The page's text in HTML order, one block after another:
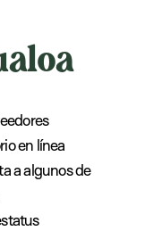
en línea
a algunos de